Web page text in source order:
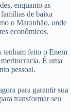
enquanto as
de baixa
o Maranhão, onde
econômicos.
tenham feito o Enem
É uma
pessoal.
para garantir sua
transformar seu